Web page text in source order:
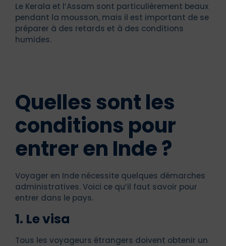
Le Kerala et l’Assam sont particulièrement beaux
pendant la mousson, mais il est important de se
préparer à des retards et à des conditions
humides.
Quelles sont les
conditions pour
entrer en Inde ?
Voyager en Inde nécessite quelques démarches
administratives. Voici ce qu’il faut savoir pour
entrer dans le pays.
1. Le visa
Tous les voyageurs étrangers doivent obtenir un